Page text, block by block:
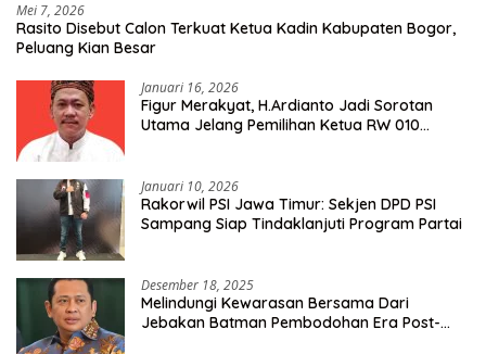
Mei 7, 2026
Rasito Disebut Calon Terkuat Ketua Kadin Kabupaten Bogor,
Peluang Kian Besar
Januari 16, 2026
Figur Merakyat, H.Ardianto Jadi Sorotan
Utama Jelang Pemilihan Ketua RW 010
Januari 10, 2026
Rakorwil PSI Jawa Timur: Sekjen DPD PSI
Sampang Siap Tindaklanjuti Program Partai
Desember 18, 2025
Melindungi Kewarasan Bersama Dari
Jebakan Batman Pembodohan Era Post-